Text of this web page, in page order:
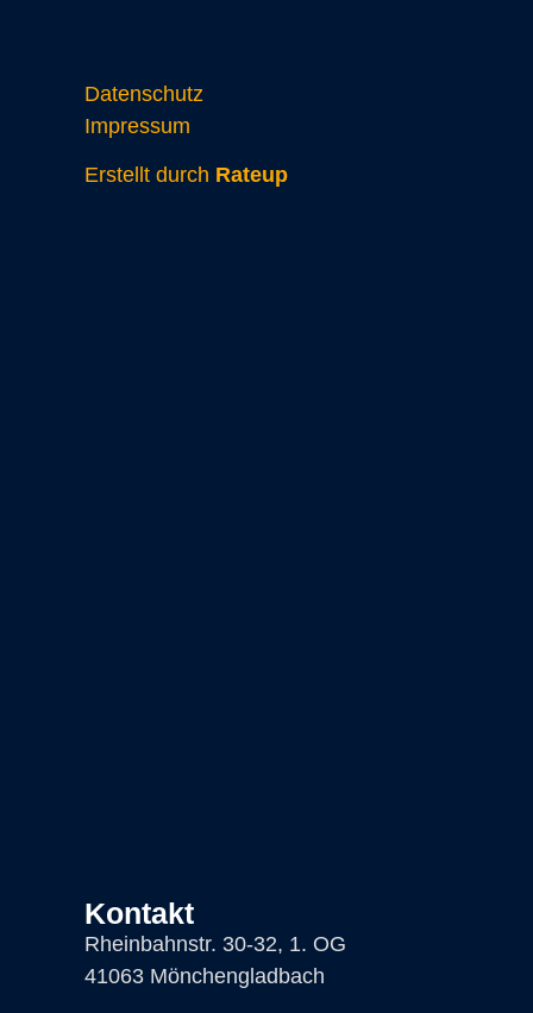
Datenschutz
Impressum
Erstellt durch Rateup
Kontakt
Rheinbahnstr. 30-32, 1. OG
41063 Mönchengladbach